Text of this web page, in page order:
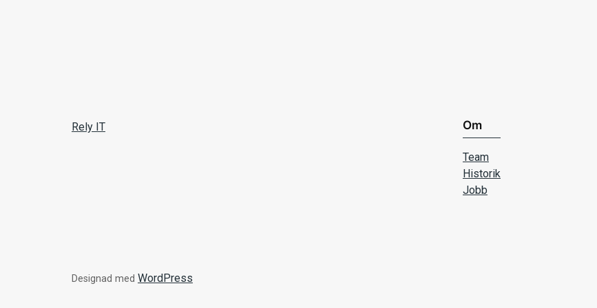
Rely IT Om
Team
Historik
Jobb
Designad med WordPress